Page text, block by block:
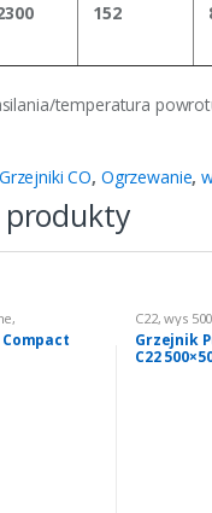
152
temperatura
Grzejniki CO, Ogrzewanie,
produkty
,
CO
C22,wys
Ogrzewanie
Grzejnik
C22